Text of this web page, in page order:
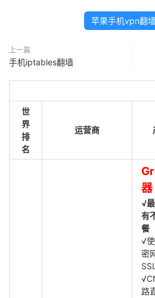
苹果手机vpn翻
上一篇
手机iptables翻墙
世
界
排
名
运营商
器
√
有
餐
√
密
路